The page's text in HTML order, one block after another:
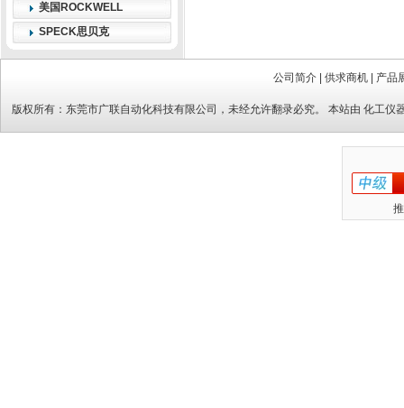
美国ROCKWELL
SPECK思贝克
公司简介 供求商机 产品
版权所有： 东莞市广联自动化科技有限公司 ，未经允许翻录必究。 本站由化工仪